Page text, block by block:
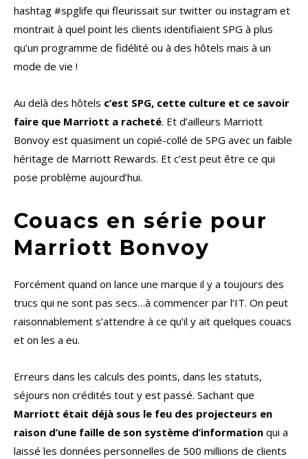
hashtag #spglife qui fleurissait sur twitter ou instagram et
montrait à quel point les clients identifiaient SPG à plus
qu’un programme de fidélité ou à des hôtels mais à un
mode de vie !
Au delà des hôtels c’est SPG, cette culture et ce savoir
faire que Marriott a racheté. Et d’ailleurs Marriott
Bonvoy est quasiment un copié-collé de SPG avec un faible
héritage de Marriott Rewards. Et c’est peut être ce qui
pose problème aujourd’hui.
Couacs en série pour
Marriott Bonvoy
Forcément quand on lance une marque il y a toujours des
trucs qui ne sont pas secs…à commencer par l’IT. On peut
raisonnablement s’attendre à ce qu’il y ait quelques couacs
et on les a eu.
Erreurs dans les calculs des points, dans les statuts,
séjours non crédités tout y est passé. Sachant que
Marriott était déjà sous le feu des projecteurs en
raison d’une faille de son système d’information qui a
laissé les données personnelles de 500 millions de clients